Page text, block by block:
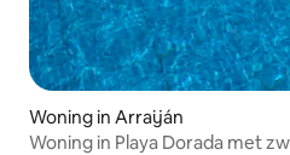
Woning in Arraiján
Woning in Playa Dorada met